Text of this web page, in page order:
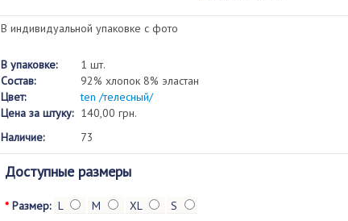
В индивидуальной упаковке с фото
В упаковке:
1 шт.
Состав:
92% хлопок 8% эластан
Цвет:
ten /телесный/
Цена за штуку: 140,00 грн.
Наличие:
73
Доступные размеры
* Размер: L M XL S